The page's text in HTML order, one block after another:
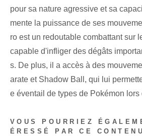
pour sa nature agressive et sa
mente la puissance de ses
ro est un redoutable combattant sur
capable d'infliger des dégâts
s. De plus, il a accès à des
arate et Shadow Ball, qui lui
e éventail de types de Pokémon lors
VOUS POURRIEZ
ÉRESSÉ PAR CE